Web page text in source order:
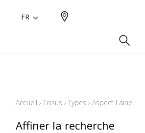
FR
Accueil › Tissus › Types › Aspect Laine
Affiner la recherche